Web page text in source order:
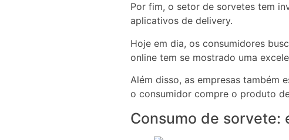
Por fim, o setor de sorvetes tem
aplicativos de delivery.
Hoje em dia, os consumidores
online tem se mostrado uma
Além disso, as empresas também
o consumidor compre o produto
Consumo de sorvete: